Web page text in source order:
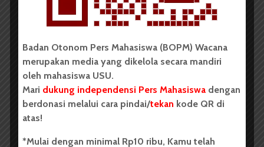
BERITA KAMPUS
BPDP Sosialisasikan Lomba Riset
Mahasiswa 2026, Dorong Inovasi
Penelitian dalam Sektor
Perkebunan
...
Badan Otonom Pers Mahasiswa (BOPM) Wacana
merupakan media yang dikelola secara mandiri
oleh mahasiswa USU.
Mari dukung independensi Pers Mahasiswa dengan
berdonasi melalui cara pindai/tekan kode QR di
atas!
*Mulai dengan minimal Rp10 ribu, Kamu telah